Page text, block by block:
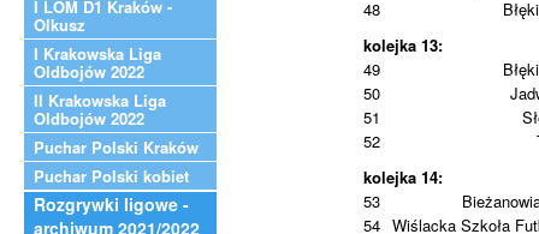
I LOM D1 Kraków -
Olkusz
I Krakowska Liga
Oldbojów 2022
II Krakowska Liga
Oldbojów 2022
Puchar Polski Kraków
Puchar Polski kobiet
Rozgrywki ligowe -
archiwum 2021/2022
48
kolejka 13:
49
50
51
52
kolejka 14:
53
54 Wiślacka Szkoła